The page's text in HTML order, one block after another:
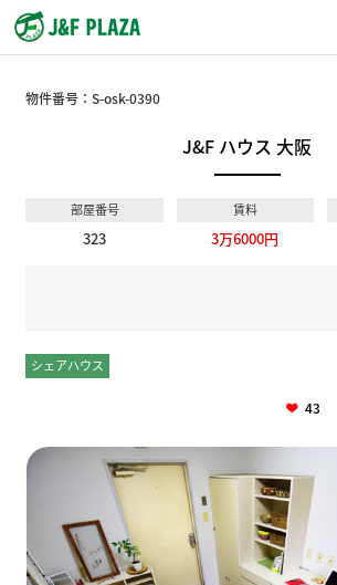
物件番号：S-osk-0390
J&F ハウス 大阪
部屋番号
323
賃料
3万6000円
シェアハウス
43